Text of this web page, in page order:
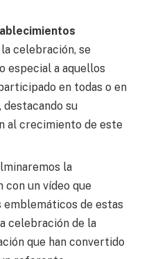
celebración, se
especial a aquellos
en todas o en
destacando su
al crecimiento de este
la
un vídeo que
de estas
celebración de la
que han convertido